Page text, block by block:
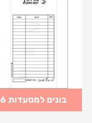
בונים למסעדות 6